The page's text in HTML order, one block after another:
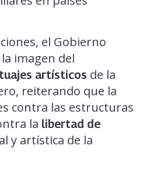
el Gobierno
imagen del
artísticos de la
reiterando que la
contra las estructuras
la libertad de
y artística de la